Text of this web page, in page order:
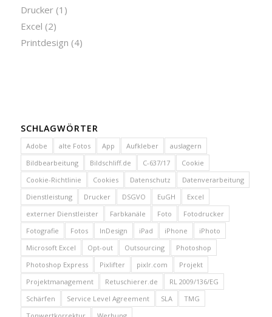
Drucker(1)
Excel (2)
Printdesign (4)
SCHLAGWÖRTER
Adobe alte Fotos App Aufkleber
auslagern
Bildbearbeitung
Bildschliff.de C-637/17
Cookie
Cookie-Richtlinie
Cookies Datenschutz
Datenverarbeitung
Dienstleistung
Drucker DSGVO EuGH
Excel
externer Dienstleister
Farbkanäle Foto
Fotodrucker
Fotografie
Fotos InDesign iPad iPhone
iPhoto
Microsoft Excel
Opt-out Outsourcing
Photoshop
Photoshop Express
Pixlifter pixlr.com
Projekt
Projektmanagement
Retuschierer.de
RL 2009/136/EG
Schärfen
Service Level Agreement SLA
TMG